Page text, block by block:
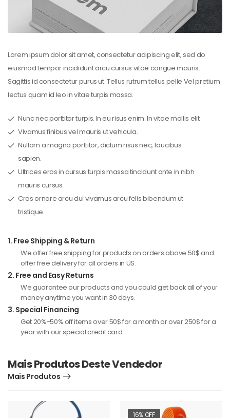
Lorem ipsum dolor sit amet, consectetur adipiscing elit, sed do
eiusmod tempor incididunt arcu cursus vitae congue mauris.
Sagittis id consectetur purus ut. Tellus rutrum tellus pelle Vel pretium
lectus quam id leo in vitae turpis massa.
Nunc nec porttitor turpis. In eu risus enim. In vitae mollis elit.
Vivamus finibus vel mauris ut vehicula.
Nullam a magna porttitor, dictum risus nec, faucibus
sapien.
Ultrices eros in cursus turpis massa tincidunt ante in nibh
mauris cursus.
Cras ornare arcu dui vivamus arcu felis bibendum ut
tristique.
1. Free Shipping & Return
We offer free shipping for products on orders above 50$ and
offer free delivery for all orders in US.
2. Free and Easy Returns
We guarantee our products and you could get back all of your
money anytime you want in 30 days.
3. Special Financing
Get 20%-50% off items over 50$ for a month or over 250$ for a
year with our special credit card.
Mais Produtos Deste Vendedor
Mais Produtos
16% OFF